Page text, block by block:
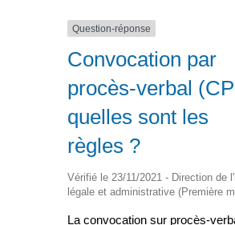
Question-réponse
Convocation par
procès-verbal
quelles sont les
règles ?
Vérifié le 23/11/2021 - Direction de
légale et administrative (Première
La convocation sur procès-